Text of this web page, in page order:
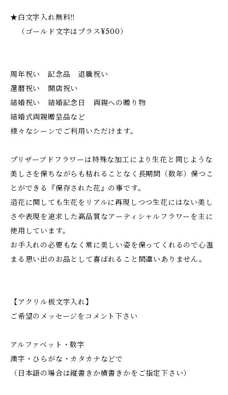
★白文字入れ無料‼︎
（ゴールド文字はプラス¥500）
周年祝い 記念品 退職祝い
還暦祝い 開店祝い
結婚祝い 結婚記念日 両親への贈り物
結婚式両親贈呈品など
様々なシーンでご利用いただけます。
プリザーブドフラワーは特殊な加工により生花と同じような
美しさを保ちながらも枯れることなく長期間（数年）保つこ
とができる『保存された花』の事です。
造花に関しても生花をリアルに再現しつつ生花にはない美し
さや表現を追求した高品質なアーティシャルフラワーを主に
使用しています。
お手入れの必要もなく常に美しい姿を保ってくれるので心温
まる思い出のお品として喜ばれること間違いありません。
【アクリル板文字入れ】
ご希望のメッセージをコメント下さい
アルファベット・数字
漢字・ひらがな・カタカナなどで
（日本語の場合は縦書きか横書きかをご指定下さい）